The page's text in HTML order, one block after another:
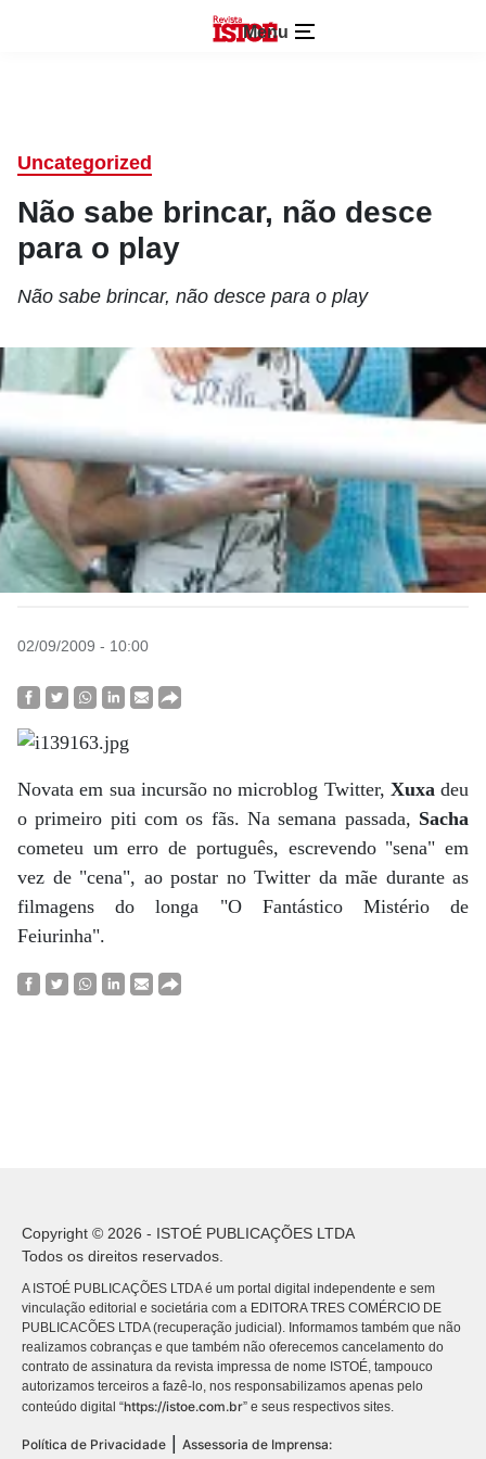
Menu
Uncategorized
Não sabe brincar, não desce
para o play
Não sabe brincar, não desce para o play
02/09/2009 - 10:00
Novata em sua incursão no microblog Twitter, Xuxadeu
o primeiro piti com os fãs. Na semana passada, Sacha
cometeu um erro de português, escrevendo "sena" em
vez de "cena", ao postar no Twitter da mãe durante as
filmagens do longa "O Fantástico Mistério de
Feiurinha".
Copyright © 2026 - ISTOÉ PUBLICAÇÕES LTDA
Todos os direitos reservados.
A ISTOÉ PUBLICAÇÕES LTDA é um portal digital independente e sem
vinculação editorial e societária com a EDITORA TRES COMÉRCIO DE
PUBLICACÕES LTDA (recuperação judicial). Informamos também que não
realizamos cobranças e que também não oferecemos cancelamento do
contrato de assinatura da revista impressa de nome ISTOÉ, tampouco
autorizamos terceiros a fazê-lo, nos responsabilizamos apenas pelo
conteúdo digital “https://istoe.com.br” e seus respectivos sites.
Política de Privacidade Assessoria de Imprensa: